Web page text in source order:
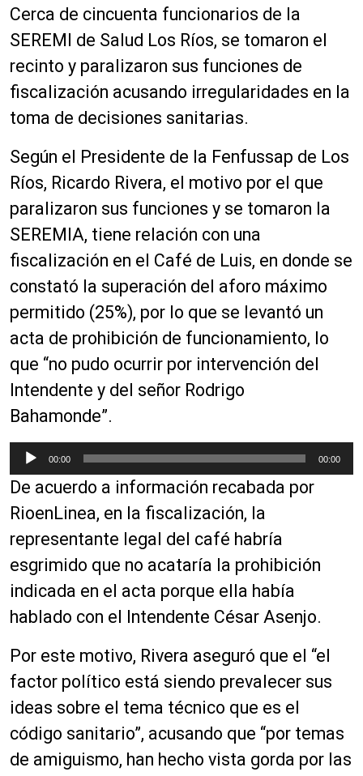
Cerca de cincuenta funcionarios de la
SEREMI de Salud Los Ríos, se tomaron el
recinto y paralizaron sus funciones de
fiscalización acusando irregularidades en la
toma de decisiones sanitarias.
Según el Presidente de la Fenfussap de Los
Ríos, Ricardo Rivera, el motivo por el que
paralizaron sus funciones y se tomaron la
SEREMIA, tiene relación con una
fiscalización en el Café de Luis, en donde se
constató la superación del aforo máximo
permitido (25%), por lo que se levantó un
acta de prohibición de funcionamiento, lo
que “no pudo ocurrir por intervención del
Intendente y del señor Rodrigo
Bahamonde”.
e
p
r
d
u
c
t
o
r
d
e
a
d
i
00:00 00:00
De acuerdo a información recabada por
RioenLinea, en la fiscalización, la
representante legal del café habría
esgrimido que no acataría la prohibición
indicada en el acta porque ella había
hablado con el Intendente César Asenjo.
Por este motivo, Rivera aseguró que el “el
factor político está siendo prevalecer sus
ideas sobre el tema técnico que es el
código sanitario”, acusando que “por temas
de amiguismo, han hecho vista gorda por las